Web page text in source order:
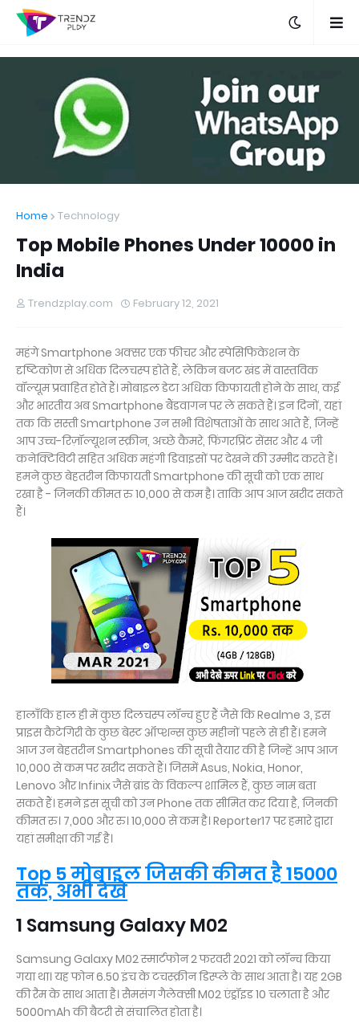
Home Technology
Top Mobile Phones Under 10000 in
India
Trendzplay.com February 12, 2021
महंगे Smartphone अक्सर एक फीचर और स्पेसिफिकेशन के
दृष्टिकोण से अधिक दिलचस्प होते हैं, लेकिन बजट खंड में वास्तविक
वॉल्यूम प्रवाहित होते हैं। मोबाइल डेटा अधिक किफायती होने के साथ, कई
और भारतीय अब Smartphone बैंडवागन पर ले सकते हैं। इन दिनों, यहां
तक कि सस्ती Smartphone उन सभी विशेषताओं के साथ आते हैं, जिन्हें
आप उच्च-रिज़ॉल्यूशन स्क्रीन, अच्छे कैमरे, फिंगरप्रिंट सेंसर और 4 जी
कनेक्टिविटी सहित अधिक महंगी डिवाइसों पर देखने की उम्मीद करते हैं।
हमने कुछ बेहतरीन किफायती Smartphone की सूची को एक साथ
रखा है - जिनकी कीमत रु 10,000 से कम है। ताकि आप आज खरीद सकते
हैं।
हालाँकि हाल ही में कुछ दिलचस्प लॉन्च हुए हैं जैसे कि Realme 3, इस
प्राइस कैटेगिरी के कुछ बेस्ट ऑप्शन्स कुछ महीनों पहले से ही हैं। हमने
आज उन बेहतरीन Smartphones की सूची तैयार की है जिन्हें आप आज
10,000 से कम पर खरीद सकते हैं। जिसमें Asus, Nokia, Honor,
Lenovo और Infinix जैसे ब्रांड के विकल्प शामिल हैं, कुछ नाम बता
सकते हैं। हमने इस सूची को उन Phone तक सीमित कर दिया है, जिनकी
कीमत रु। 7,000 और रु। 10,000 से कम है। Reporter17 पर हमारे द्वारा
यहां समीक्षा की गई है।
Top 5 मोबाइल जिसकी कीमत है 15000
तक, अभी देखे
1 Samsung Galaxy M02
Samsung Galaxy M02 स्मार्टफोन 2 फरवरी 2021 को लॉन्च किया
गया था। यह फोन 6.50 इंच के टचस्क्रीन डिस्प्ले के साथ आता है। यह 2GB
की रैम के साथ आता है। सैमसंग गैलेक्सी M02 एंड्रॉइड 10 चलाता है और
5000mAh की बैटरी से संचालित होता है।